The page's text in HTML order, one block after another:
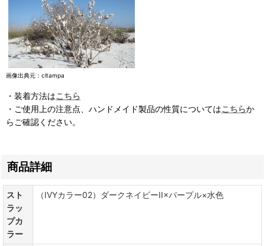
画像出典元：cltampa
・装着方法はこちら
・ご使用上の注意点、ハンドメイド製品の性質についてはこちらか
らご確認ください。
商品詳細
スト
ラッ
プカ
ラー
（IVYカラー02）ダークネイビーII×パープル×水色